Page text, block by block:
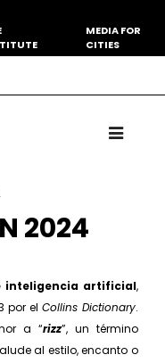
MEDIA FOR
CITIES
2024
inteli­gencia artificial,
por el Collins Dictionary.
a “rizz”, un término
al estilo, encanto o